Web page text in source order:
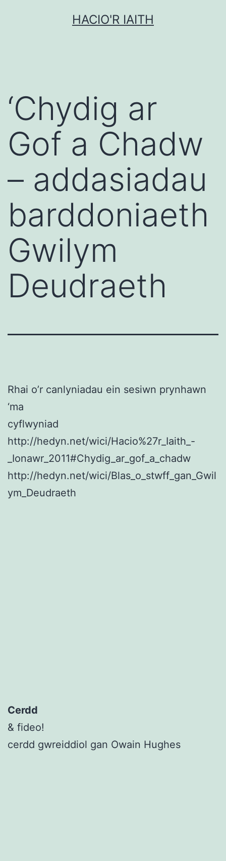
HACIO'R IAITH
‘Chydig ar
Gof a Chadw
– addasiadau
barddoniaeth
Gwilym
Deudraeth
Rhai o’r canlyniadau ein sesiwn prynhawn
‘ma
cyflwyniad
http://hedyn.net/wici/Hacio%27r_Iaith_-
_Ionawr_2011#Chydig_ar_gof_a_chadw
http://hedyn.net/wici/Blas_o_stwff_gan_Gwil
ym_Deudraeth
Cerdd
& fideo!
cerdd gwreiddiol gan Owain Hughes